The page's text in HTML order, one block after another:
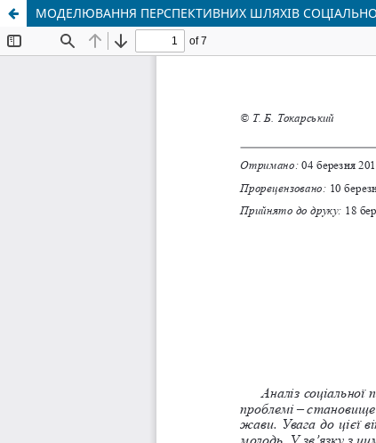
МОДЕЛЮВАННЯ ПЕРСПЕКТИВНИХ ШЛЯХІВ